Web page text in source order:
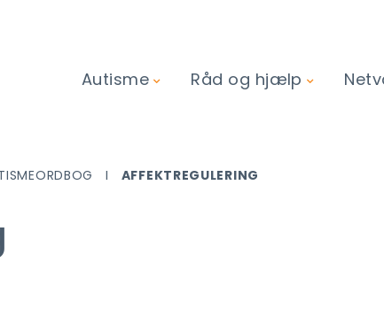
Autisme
Råd og hjælp
AFFEKTREGULERING